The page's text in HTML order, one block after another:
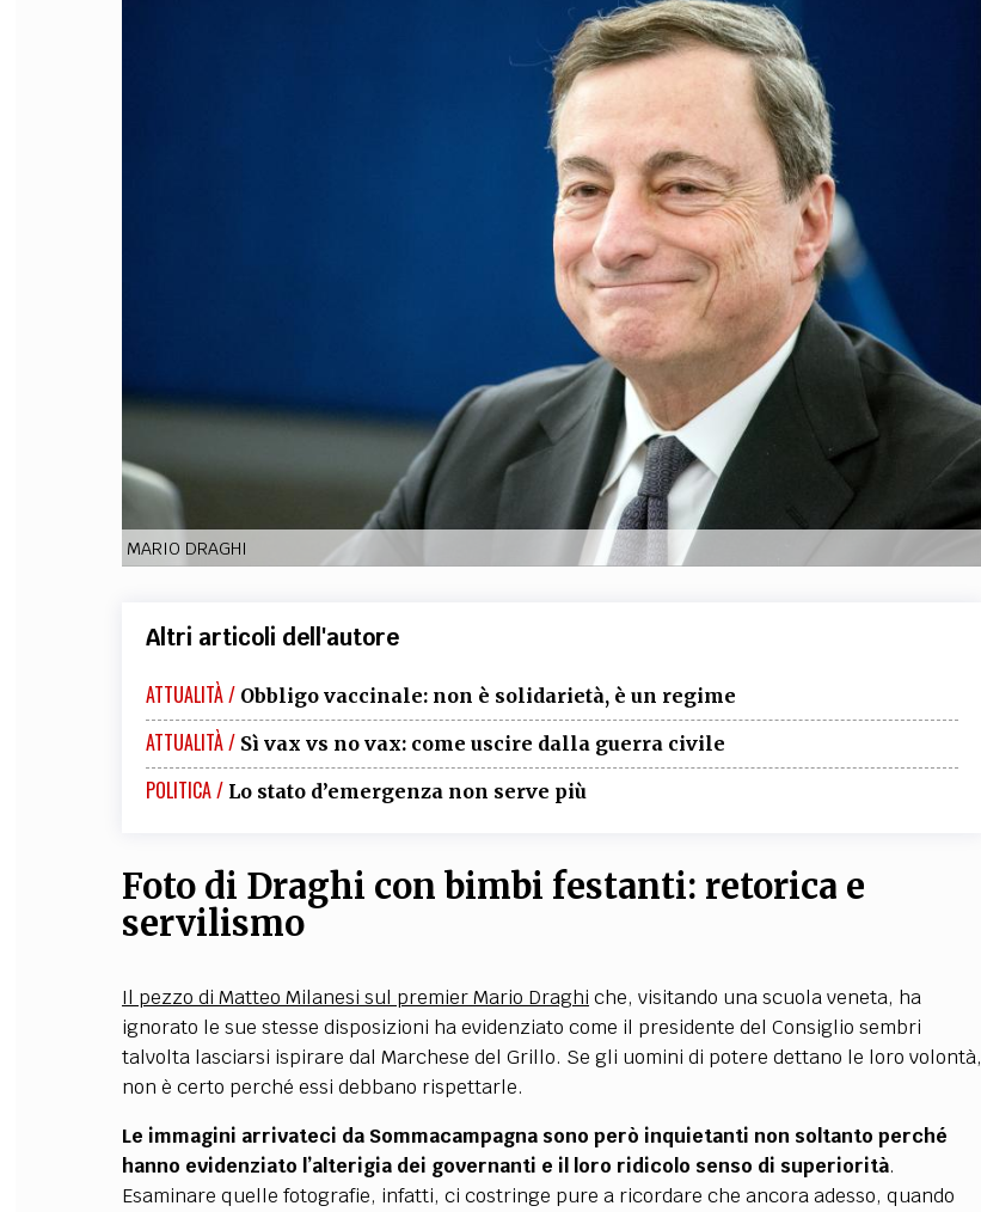
COMITATO SCIENTIFICO AUTORI
EXTRA
LIBRI PROCEEDINGS
SOCIAL MEDIA
MARIO DRAGHI
Altri articoli dell'autore
ATTUALITÀ / Obbligo vaccinale: non è solidarietà, è un regime
ATTUALITÀ / Sì vax vs no vax: come uscire dalla guerra civile
POLITICA / Lo stato d’emergenza non serve più
Foto di Draghi con bimbi festanti: retorica e
servilismo
Il pezzo di Matteo Milanesi sul premier Mario Draghi che, visitando una scuola veneta, ha
ignorato le sue stesse disposizioni ha evidenziato come il presidente del Consiglio sembri
talvolta lasciarsi ispirare dal Marchese del Grillo. Se gli uomini di potere dettano le loro volontà,
non è certo perché essi debbano rispettarle.
Le immagini arrivateci da Sommacampagna sono però inquietanti non soltanto perché
hanno evidenziato l’alterigia dei governanti e il loro ridicolo senso di superiorità.
Esaminare quelle fotografie, infatti, ci costringe pure a ricordare che ancora adesso, quando